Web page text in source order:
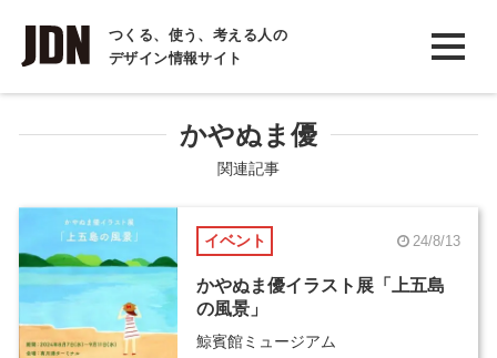
つくる、使う、考える人の
デザイン情報サイト
INTERVIEW
インタビュー
COLUMN
コラム
かやぬま優
関連記事
イベント 24/8/13
かやぬま優イラスト展「上五島
の風景」
鯨賓館ミュージアム